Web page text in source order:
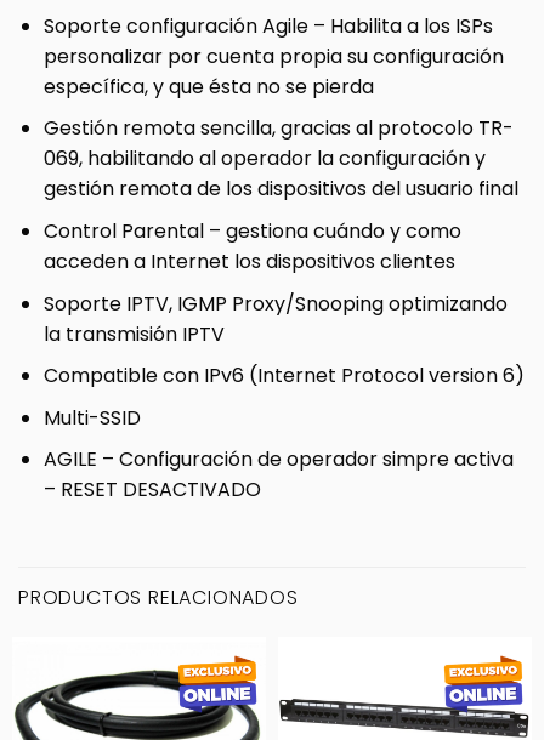
Soporte configuración Agile – Habilita a los ISPs
personalizar por cuenta propia su configuración
específica, y que ésta no se pierda
Gestión remota sencilla, gracias al protocolo TR-
069, habilitando al operador la configuración y
gestión remota de los dispositivos del usuario final
Control Parental – gestiona cuándo y como
acceden a Internet los dispositivos clientes
Soporte IPTV, IGMP Proxy/Snooping optimizando
la transmisión IPTV
Compatible con IPv6 (Internet Protocol version 6)
Multi-SSID
AGILE – Configuración de operador simpre activa
– RESET DESACTIVADO
PRODUCTOS RELACIONADOS